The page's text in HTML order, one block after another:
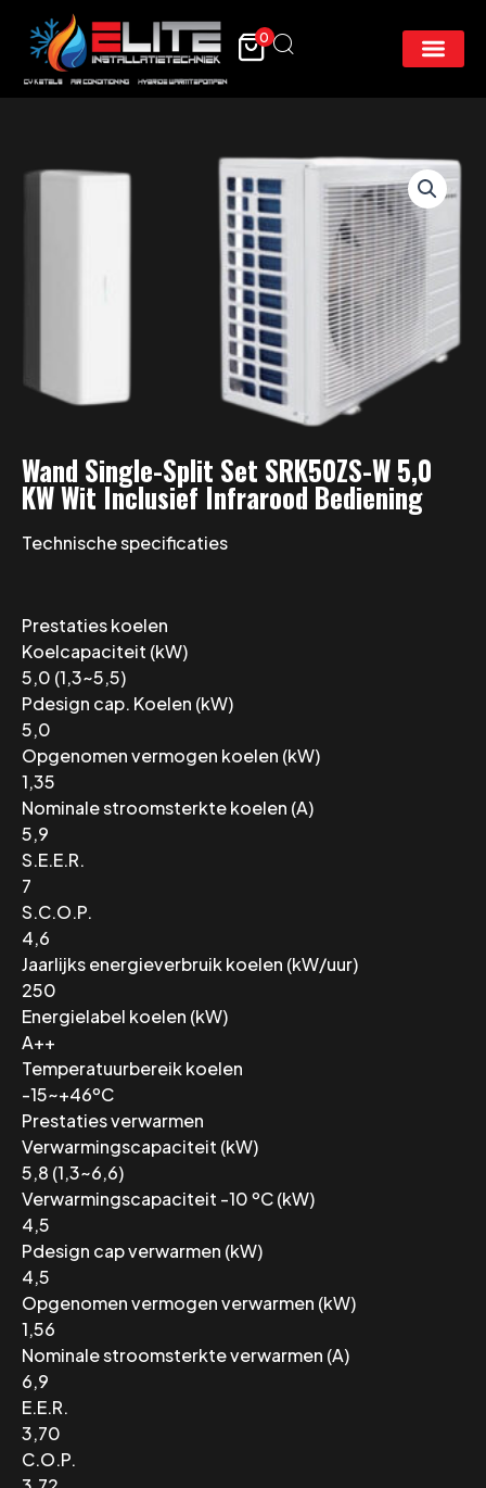
content
0
Wand Single-Split Set SRK50ZS-W 5,0
KW Wit Inclusief Infrarood Bediening
Technische specificaties
Prestaties koelen
Koelcapaciteit (kW)
5,0 (1,3~5,5)
Pdesign cap. Koelen (kW)
5,0
Opgenomen vermogen koelen (kW)
1,35
Nominale stroomsterkte koelen (A)
5,9
S.E.E.R.
7
S.C.O.P.
4,6
Jaarlijks energieverbruik koelen (kW/uur)
250
Energielabel koelen (kW)
A++
Temperatuurbereik koelen
-15~+46ºC
Prestaties verwarmen
Verwarmingscapaciteit (kW)
5,8 (1,3~6,6)
Verwarmingscapaciteit -10 ºC (kW)
4,5
Pdesign cap verwarmen (kW)
4,5
Opgenomen vermogen verwarmen (kW)
1,56
Nominale stroomsterkte verwarmen (A)
6,9
E.E.R.
3,70
C.O.P.